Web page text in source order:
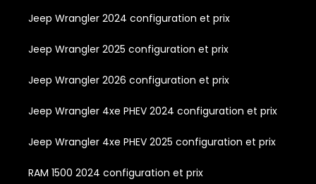
Jeep Wrangler 2024 configuration et prix
Jeep Wrangler 2025 configuration et prix
Jeep Wrangler 2026 configuration et prix
Jeep Wrangler 4xe PHEV 2024 configuration et prix
Jeep Wrangler 4xe PHEV 2025 configuration et prix
RAM 1500 2024 configuration et prix